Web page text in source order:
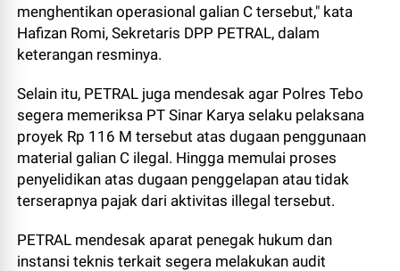
menghentikan operasional galian C tersebut," kata
Hafizan Romi, Sekretaris DPP PETRAL, dalam
keterangan resminya.
Selain itu, PETRAL juga mendesak agar Polres Tebo
segera memeriksa PT Sinar Karya selaku pelaksana
proyek Rp 116 M tersebut atas dugaan penggunaan
material galian C ilegal. Hingga memulai proses
penyelidikan atas dugaan penggelapan atau tidak
terserapnya pajak dari aktivitas illegal tersebut.
PETRAL mendesak aparat penegak hukum dan
instansi teknis terkait segera melakukan audit